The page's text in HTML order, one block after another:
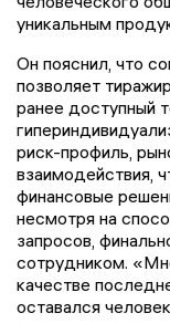
уникальным
Он пояснил, что
позволяет
ранее доступный
риск-профиль,
взаимодействия,
финансовые
несмотря на
запросов,
сотрудником.
качестве
оставался